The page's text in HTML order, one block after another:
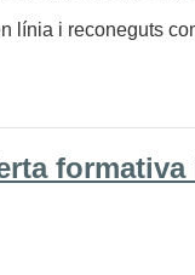
línia i reconeguts